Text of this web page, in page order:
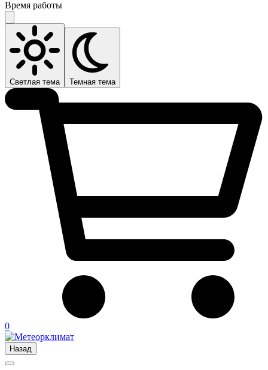
Время работы
Светлая тема Темная тема
0
Назад